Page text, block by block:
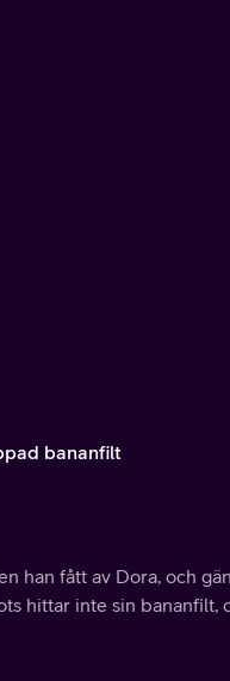
bananfilt
han fått av Dora, och
hittar inte sin bananfilt,